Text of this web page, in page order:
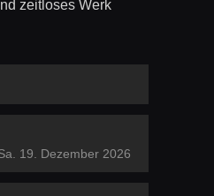
zeitloses Werk
19. Dezember 2026